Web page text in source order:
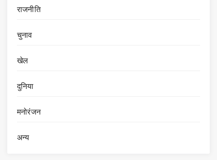
राजनीति
चुनाव
खेल
दुनिया
मनोरंजन
अन्य